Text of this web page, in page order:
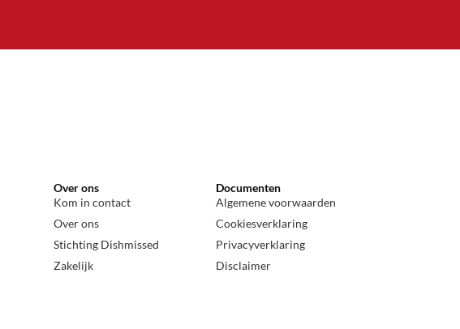
Over ons
Kom in contact
Over ons
Stichting Dishmissed
Zakelijk
Documenten
Algemene voorwaarden
Cookiesverklaring
Privacyverklaring
Disclaimer